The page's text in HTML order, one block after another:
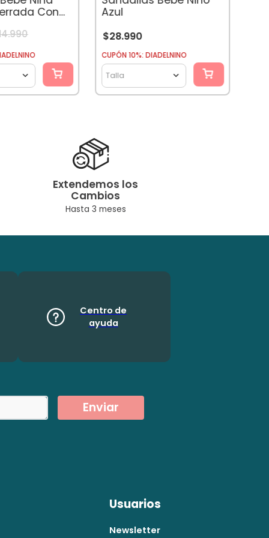
Con
.990
Azul
$28.990
CUPÓN 10%: DIADELNINO
Talla
Extendemos los
Cambios
Hasta 3 meses
Centro de
ayuda
Enviar
Usuarios
Newsletter